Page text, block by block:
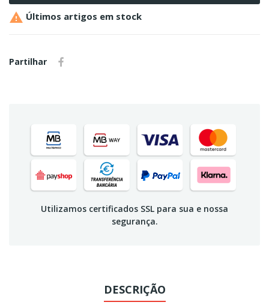
 Últimos artigos em stock
Partilhar
Utilizamos certificados SSL para sua e nossa
segurança.
DESCRIÇÃO